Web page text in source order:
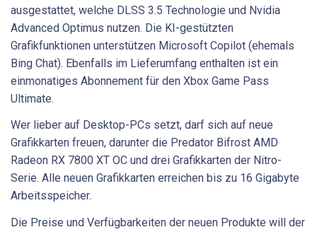
ausgestattet, welche DLSS 3.5 Technologie und Nvidia
Advanced Optimus nutzen. Die KI-gestützten
Grafikfunktionen unterstützen Microsoft Copilot (ehemals
Bing Chat). Ebenfalls im Lieferumfang enthalten ist ein
einmonatiges Abonnement für den Xbox Game Pass
Ultimate.
Wer lieber auf Desktop-PCs setzt, darf sich auf neue
Grafikkarten freuen, darunter die Predator Bifrost AMD
Radeon RX 7800 XT OC und drei Grafikkarten der Nitro-
Serie. Alle neuen Grafikkarten erreichen bis zu 16 Gigabyte
Arbeitsspeicher.
Die Preise und Verfügbarkeiten der neuen Produkte will der